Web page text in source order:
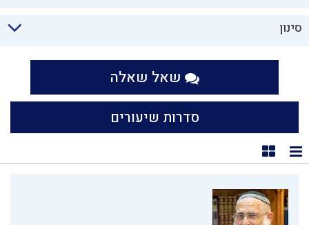
סינון
שאל שאלה
סדרות שיעורים
תצוגת רשימה
תצוגת קוביות